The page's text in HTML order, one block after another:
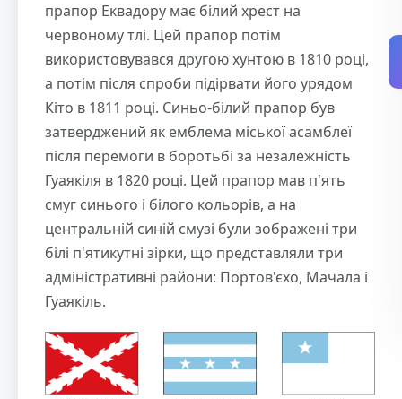
прапор Еквадору має білий хрест на
червоному тлі. Цей прапор потім
використовувався другою хунтою в 1810 році,
а потім після спроби підірвати його урядом
Кіто в 1811 році. Синьо-білий прапор був
затверджений як емблема міської асамблеї
після перемоги в боротьбі за незалежність
Гуаякіля в 1820 році. Цей прапор мав п'ять
смуг синього і білого кольорів, а на
центральній синій смузі були зображені три
білі п'ятикутні зірки, що представляли три
адміністративні райони: Портов'єхо, Мачала і
Гуаякіль.